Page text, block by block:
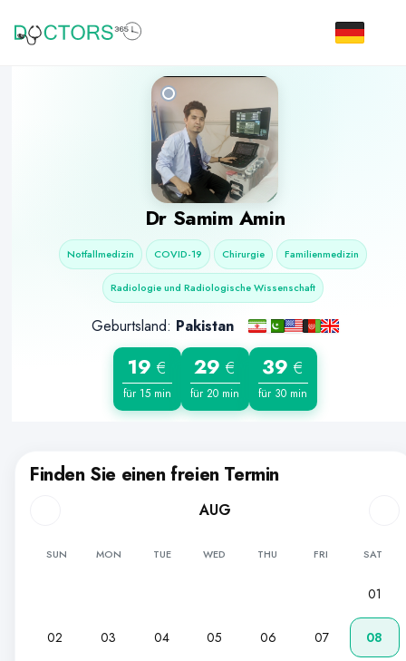
Dr Samim Amin
Notfallmedizin COVID-19 Chirurgie Familienmedizin
Radiologie und Radiologische Wissenschaft
Geburtsland: Pakistan
19 €
für 15 min
29 €
für 20 min
39 €
für 30 min
Finden Sie einen freien Termin
AUG
SUN MON TUE WED THU FRI SAT
01
02 03 04 05 06 07 08